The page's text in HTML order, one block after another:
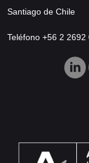
Santiago de Chile
Teléfono +56 2 2692